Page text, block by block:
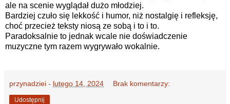
ale na scenie wyglądał dużo młodziej.
Bardziej czuło się lekkość i humor, niż nostalgię i refleksję,
choć przecież teksty niosą ze sobą i to i to.
Paradoksalnie to jednak wcale nie doświadczenie
muzyczne tym razem wygrywało wokalnie.
przynadziei - lutego 14, 2024 Brak komentarzy:
Udostępnij